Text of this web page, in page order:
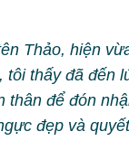
Thảo, hiện
tôi thấy đã đến
thân để đón
đẹp và